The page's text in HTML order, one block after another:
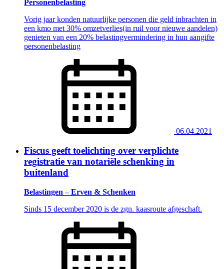
Personenbelasting
Vorig jaar konden natuurlijke personen die geld inbrachten in
een kmo met 30% omzetverlies(in ruil voor nieuwe aandelen)
genieten van een 20% belastingvermindering in hun aangifte
personenbelasting
06.04.2021
Fiscus geeft toelichting over verplichte
registratie van notariële schenking in
buitenland
Belastingen – Erven & Schenken
Sinds 15 december 2020 is de zgn. kaasroute afgeschaft.